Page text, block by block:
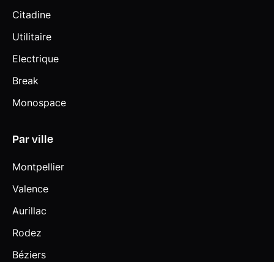
Citadine
Utilitaire
Electrique
Break
Monospace
Par ville
Montpellier
Valence
Aurillac
Rodez
Béziers